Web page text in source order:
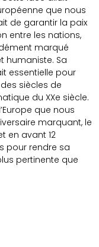
que nous
de garantir la paix
entre les nations,
marqué
humaniste. Sa
essentielle pour
siècles de
du XXe siècle.
que nous
marquant, le
en avant 12
pour rendre sa
pertinente que